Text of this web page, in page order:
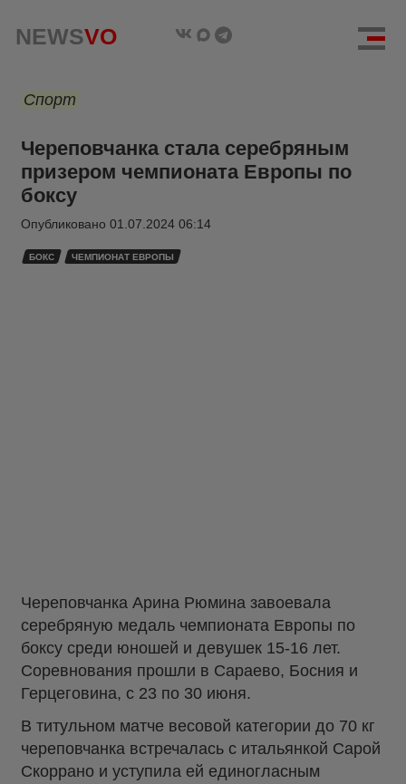
NEWSVO
Спорт
Череповчанка стала серебряным
призером чемпионата Европы по
боксу
Опубликовано 01.07.2024 06:14
БОКС ЧЕМПИОНАТ ЕВРОПЫ
Череповчанка Арина Рюмина завоевала
серебряную медаль чемпионата Европы по
боксу среди юношей и девушек 15-16 лет.
Соревнования прошли в Сараево, Босния и
Герцеговина, с 23 по 30 июня.
В титульном матче весовой категории до 70 кг
череповчанка встречалась с итальянкой Сарой
Скоррано и уступила ей единогласным